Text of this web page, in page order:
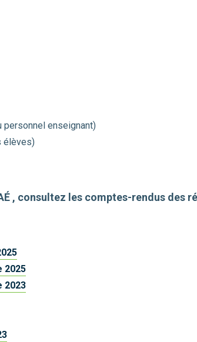
personnel enseignant)
élèves)
, consultez les comptes-rendus des
2025
2023